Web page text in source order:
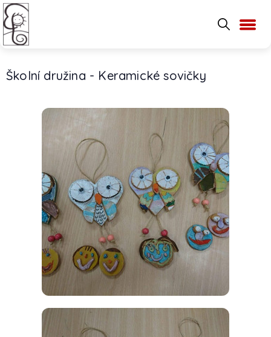
Školní družina - Keramické sovičky